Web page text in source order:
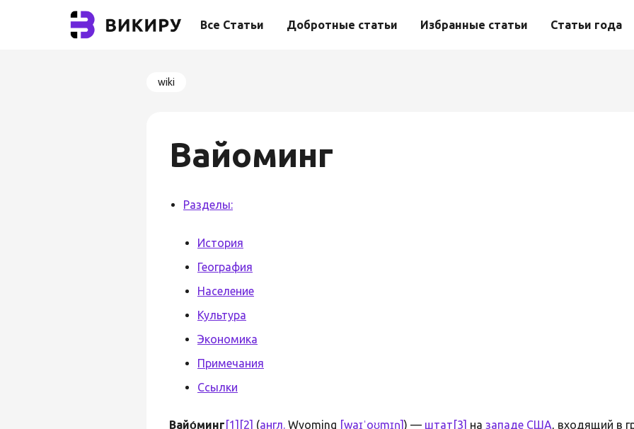
Все Статьи Добротные статьи Избранные статьи Статьи года
wiki
Вайоминг
Разделы:
История
География
Население
Культура
Экономика
Примечания
Ссылки
Вайо́минг [1] [2] (англ. Wyoming [waɪˈoʊmɪŋ]) — штат [3] на западе США, входящий в